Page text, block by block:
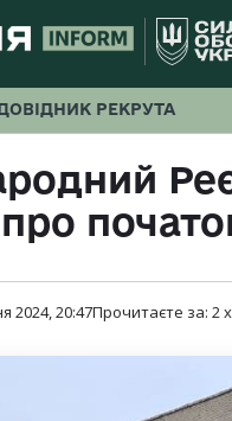
РЕКРУТА
про
2024, 20:47Прочитаєте за: 2